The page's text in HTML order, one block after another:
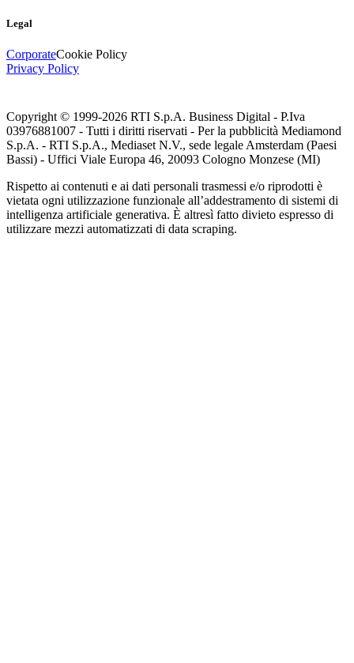
Legal
CorporateCookie Policy
Privacy Policy
Copyright © 1999-2026 RTI S.p.A. Business Digital - P.Iva
03976881007 - Tutti i diritti riservati - Per la pubblicità Mediamond
S.p.A. - RTI S.p.A., Mediaset N.V., sede legale Amsterdam (Paesi
Bassi) - Uffici Viale Europa 46, 20093 Cologno Monzese (MI)
Rispetto ai contenuti e ai dati personali trasmessi e/o riprodotti è
vietata ogni utilizzazione funzionale all’addestramento di sistemi di
intelligenza artificiale generativa. È altresì fatto divieto espresso di
utilizzare mezzi automatizzati di data scraping.